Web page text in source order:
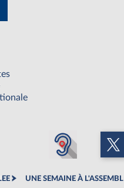
UNE SEMAINE À